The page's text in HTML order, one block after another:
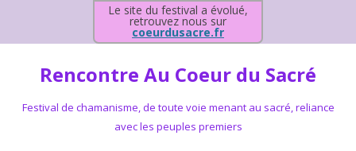
Le site du festival a évolué,
retrouvez nous sur
coeurdusacre.fr
Rencontre Au Coeur du Sacré
Festival de chamanisme, de toute voie menant au sacré, reliance
avec les peuples premiers